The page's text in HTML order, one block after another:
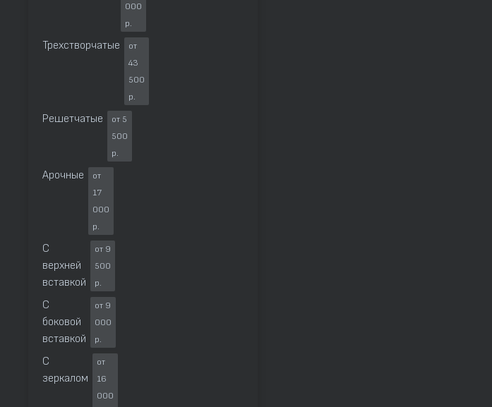
000
р.
Трехстворчатые
от
43
500
р.
Решетчатые
от 5
500
р.
Арочные
от
17
000
р.
С
верхней
вставкой
от 9
500
р.
С
боковой
вставкой
от 9
000
р.
С
зеркалом
от
16
000